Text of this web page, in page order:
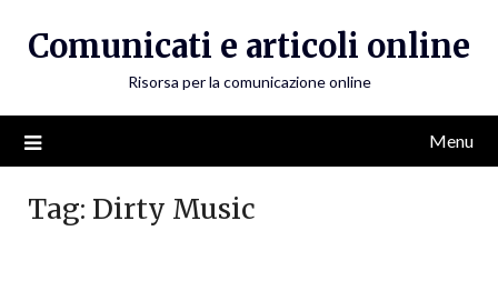
Comunicati e articoli online
Risorsa per la comunicazione online
Menu
Tag: Dirty Music